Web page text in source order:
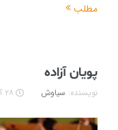
مطلب
پویان آزاده
نویسنده: سیاوش ۲۸ آبان ۱۳۹۴